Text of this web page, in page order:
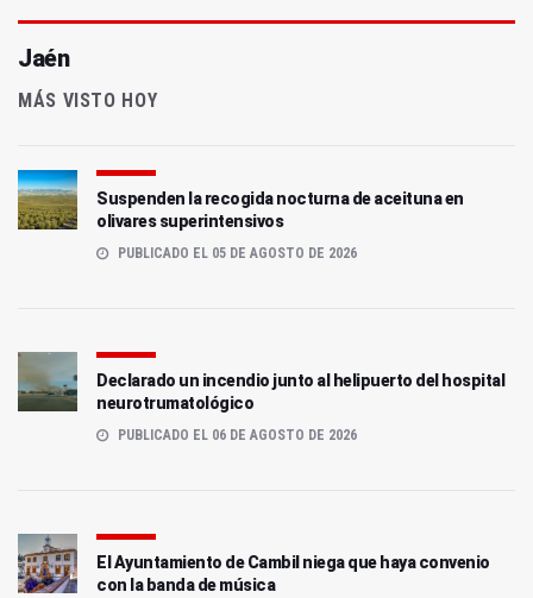
Jaén
MÁS VISTO HOY
Suspenden la recogida nocturna de aceituna en
olivares superintensivos
PUBLICADO EL 05 DE AGOSTO DE 2026
Declarado un incendio junto al helipuerto del hospital
neurotrumatológico
PUBLICADO EL 06 DE AGOSTO DE 2026
El Ayuntamiento de Cambil niega que haya convenio
con la banda de música